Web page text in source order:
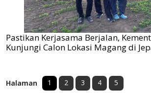
Pastikan Kerjasama Berjalan,
Kunjungi Calon Lokasi Magang di
Halaman 1 2 3 4 5